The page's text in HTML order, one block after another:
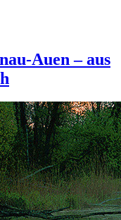
Auen – aus